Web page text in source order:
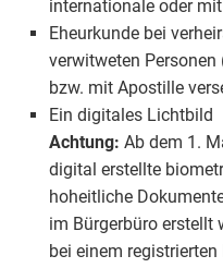
internationale oder
Eheurkunde bei
verwitweten Personen
bzw. mit Apostille
Ein digitales Lichtbild
Achtung: Ab dem 1.
digital erstellte
hoheitliche
im Bürgerbüro erstellt
bei einem